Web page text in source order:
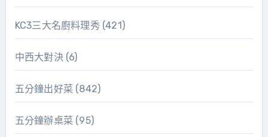
KC3三大名廚料理秀(421)
中西大對決(6)
五分鐘出好菜 (842)
五分鐘辦桌菜 (95)